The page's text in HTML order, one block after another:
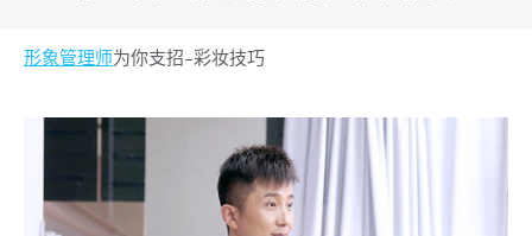
形象管理师为你支招–彩妆技巧